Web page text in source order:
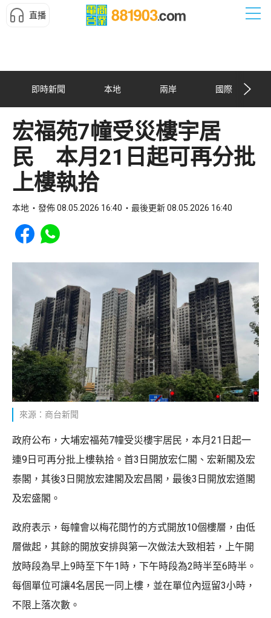
直播
即時新聞 本地 兩岸 國際
宏福苑7幢受災樓宇居
民 本月21日起可再分批
上樓執拾
本地 發佈 08.05.2026 16:40 最後更新 08.05.2026 16:40
Share to Facebook
Share to WhatsApp
來源：商台新聞
政府公布，大埔宏福苑7幢受災樓宇居民，本月21日起一
連9日可再分批上樓執拾。首3日開放宏仁閣、宏新閣及宏
泰閣，其後3日開放宏建閣及宏昌閣，最後3日開放宏道閣
及宏盛閣。
政府表示，每幢會以梅花間竹的方式開放10個樓層，由低
層做起，其餘的開放安排與第一次做法大致相若，上午開
放時段為早上9時至下午1時，下午時段為2時半至6時半。
每個單位可讓4名居民一同上樓，並在單位內逗留3小時，
不限上落次數。